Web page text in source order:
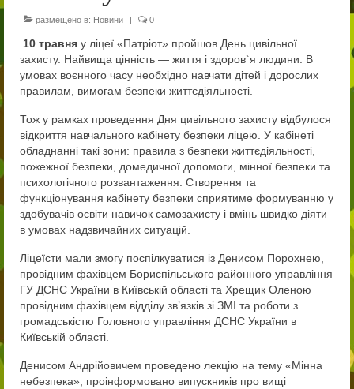
Публічно
Нормативні документи ліцею
ПРОЗОРО
Сторінка начальника
Адміністрація
Педагогічний колектив ліцею «Патріот»
Вступ до ліцею
9-й клас
10-й клас
11-й клас
размещено в: Новини | 0
10 травня у ліцеї «Патріот» пройшов День цивільної
захисту. Найвища цінність — життя і здоров`я людини. В
умовах воєнного часу необхідно навчати дітей і дорослих
правилам, вимогам безпеки життєдіяльності.
Тож у рамках проведення Дня цивільного захисту відбулося
відкриття навчального кабінету безпеки ліцею. У кабінеті
обладнанні такі зони: правила з безпеки життєдіяльності,
пожежної безпеки, домедичної допомоги, мінної безпеки та
психологічного розвантаження. Створення та
функціонування кабінету безпеки сприятиме формуванню у
здобувачів освіти навичок самозахисту і вмінь швидко діяти
в умовах надзвичайних ситуацій.
Ліцеїсти мали змогу поспілкуватися із Денисом Порохнею,
провідним фахівцем Бориспільського районного управління
ГУ ДСНС України в Київській області та Хрещик Оленою
провідним фахівцем відділу зв’язків зі ЗМІ та роботи з
громадськістю Головного управління ДСНС України в
Київській області.
Денисом Андрійовичем проведено лекцію на тему «Мінна
небезпека», проінформовано випускників про вищі